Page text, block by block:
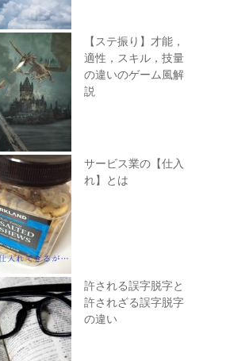
【ステ振り】才能，
適性，スキル，技量
の違いのゲーム風解
説
サービス業の【仕入
れ】とは
許される誤字脱字と
許されざる誤字脱字
の違い